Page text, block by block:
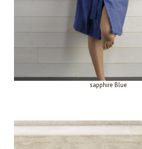
sapphire Blue